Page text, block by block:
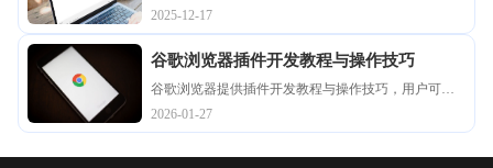
巧与实操经验，帮助用户更好地分类和整理收藏夹，
提高日常浏览效率。
2025-12-17
谷歌浏览器插件开发教程与操作技巧
谷歌浏览器提供插件开发教程与操作技巧，用户可学
习插件开发基础、安装和调试方法，实现功能扩展和
浏览器操作优化。
2026-01-27